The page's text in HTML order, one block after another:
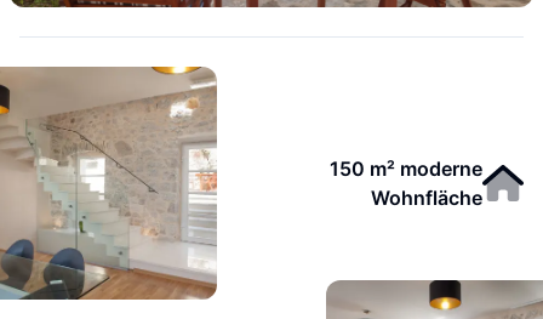
150 m² moderne
Wohnfläche